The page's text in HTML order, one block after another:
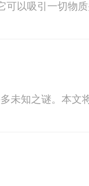
以吸引一切物
未知之谜。本文